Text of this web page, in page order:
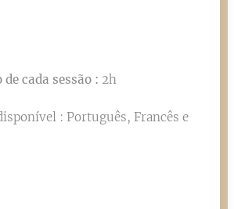
cada sessão : 2h
: Português, Francês e